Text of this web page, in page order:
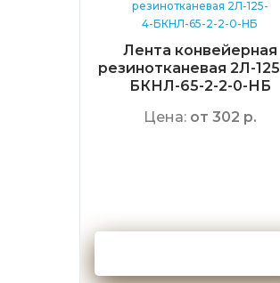
Лента конвейерная
резинотканевая 2Л-
БКНЛ-65-2-2-0-НБ
Цена: от 302 р.